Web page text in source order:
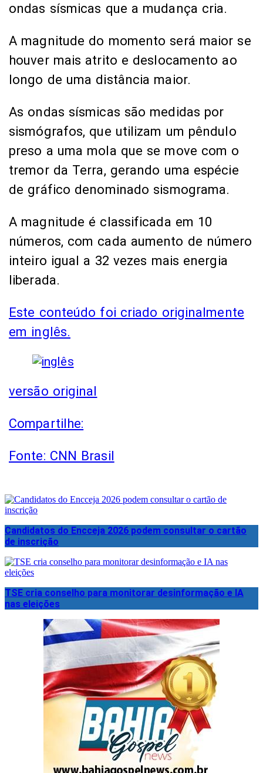
ondas sísmicas que a mudança cria.
A magnitude do momento será maior se
houver mais atrito e deslocamento ao
longo de uma distância maior.
As ondas sísmicas são medidas por
sismógrafos, que utilizam um pêndulo
preso a uma mola que se move com o
tremor da Terra, gerando uma espécie
de gráfico denominado sismograma.
A magnitude é classificada em 10
números, com cada aumento de número
inteiro igual a 32 vezes mais energia
liberada.
Este conteúdo foi criado originalmente
em inglês.
versão original
Compartilhe:
Fonte: CNN Brasil
Candidatos do Encceja 2026 podem consultar o cartão
de inscrição
TSE cria conselho para monitorar desinformação e IA
nas eleições